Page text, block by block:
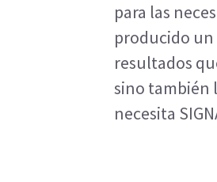
para las
producido un
resultados
sino también
necesita